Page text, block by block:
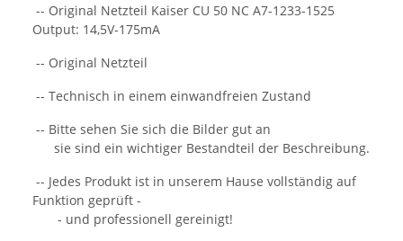
-- Original Netzteil Kaiser CU 50 NC A7-1233-1525
Output: 14,5V-175mA
-- Original Netzteil
-- Technisch in einem einwandfreien Zustand
-- Bitte sehen Sie sich die Bilder gut an
sie sind ein wichtiger Bestandteil der Beschreibung.
-- Jedes Produkt ist in unserem Hause vollständig auf
Funktion geprüft -
- und professionell gereinigt!